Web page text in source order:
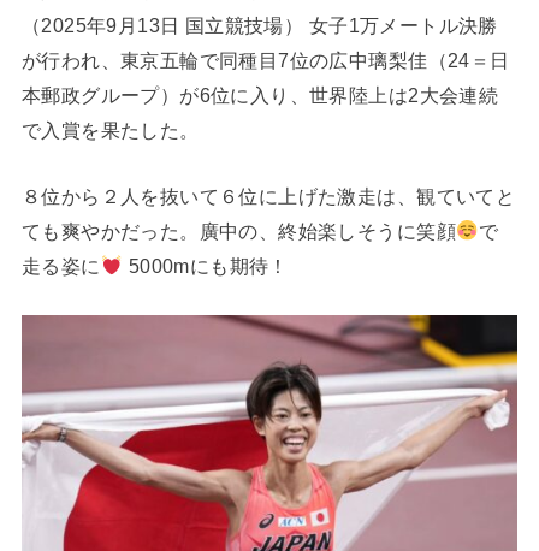
（2025年9月13日 国立競技場） 女子1万メートル決勝
が行われ、東京五輪で同種目7位の広中璃梨佳（24＝日
本郵政グループ）が6位に入り、世界陸上は2大会連続
で入賞を果たした。
８位から２人を抜いて６位に上げた激走は、観ていてと
ても爽やかだった。廣中の、終始楽しそうに笑顔
で
走る姿に
5000mにも期待！